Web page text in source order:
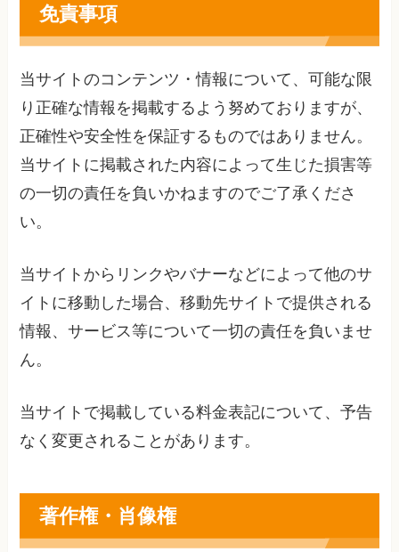
免責事項
当サイトのコンテンツ・情報について、可能な限
り正確な情報を掲載するよう努めておりますが、
正確性や安全性を保証するものではありません。
当サイトに掲載された内容によって生じた損害等
の一切の責任を負いかねますのでご了承くださ
い。
当サイトからリンクやバナーなどによって他のサ
イトに移動した場合、移動先サイトで提供される
情報、サービス等について一切の責任を負いませ
ん。
当サイトで掲載している料金表記について、予告
なく変更されることがあります。
著作権・肖像権